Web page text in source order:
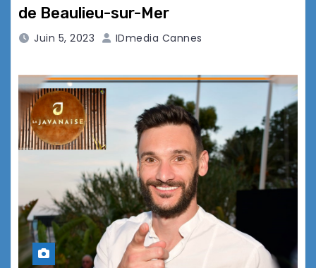
de Beaulieu-sur-Mer
Juin 5, 2023 IDmedia Cannes